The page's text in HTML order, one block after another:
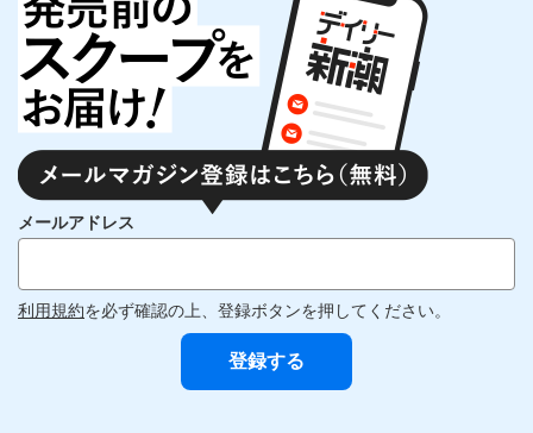
メールアドレス
利用規約を必ず確認の上、登録ボタンを押してください。